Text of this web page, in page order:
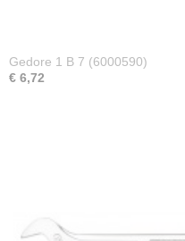
Gedore 1 B 7 (6000590)
€ 6,72